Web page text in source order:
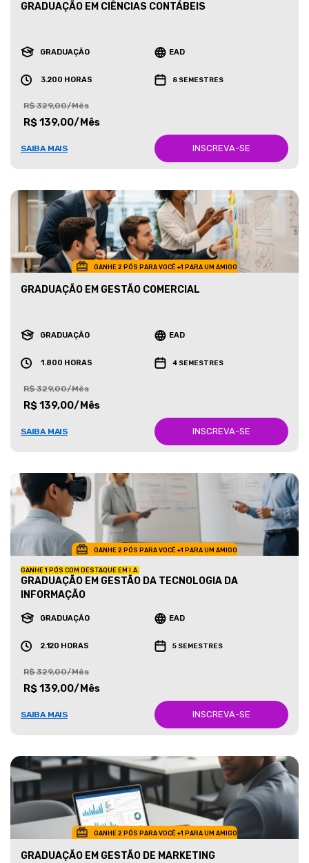
GRADUAÇÃO EM CIÊNCIAS CONTÁBEIS
GRADUAÇÃO EAD
3.200 HORAS 8 SEMESTRES
R$ 329,00/Mês
R$ 139,00/Mês
SAIBA MAIS INSCREVA-SE
GANHE 2 PÓS PARA VOCÊ +1 PARA UM AMIGO
GRADUAÇÃO EM GESTÃO COMERCIAL
GRADUAÇÃO EAD
1.800 HORAS 4 SEMESTRES
R$ 329,00/Mês
R$ 139,00/Mês
SAIBA MAIS INSCREVA-SE
GANHE 2 PÓS PARA VOCÊ +1 PARA UM AMIGO
GANHE 1 PÓS COM DESTAQUE EM I.A.
GRADUAÇÃO EM GESTÃO DA TECNOLOGIA DA
INFORMAÇÃO
GRADUAÇÃO EAD
2.120 HORAS 5 SEMESTRES
R$ 329,00/Mês
R$ 139,00/Mês
SAIBA MAIS INSCREVA-SE
GANHE 2 PÓS PARA VOCÊ +1 PARA UM AMIGO
GRADUAÇÃO EM GESTÃO DE MARKETING